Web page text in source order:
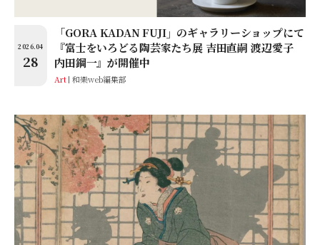
2026.04
28
「GORA KADAN FUJI」のギャラリーショップにて
『富士をいろどる陶芸家たち展 吉田直嗣 渡辺愛子
内田鋼一』が開催中
Art 和樂web編集部